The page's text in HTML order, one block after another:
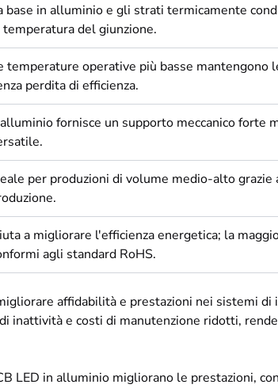
base in alluminio e gli strati termicamente
temperatura del giunzione.
temperature operative più basse mantengono
perdita di efficienza.
fornisce un supporto meccanico forte
per produzioni di volume medio-alto
a migliorare l'efficienza energetica; la
agli standard RoHS.
affidabilità e prestazioni nei sistemi
inattività e costi di manutenzione ridotti,
LED in alluminio migliorano le prestazioni,